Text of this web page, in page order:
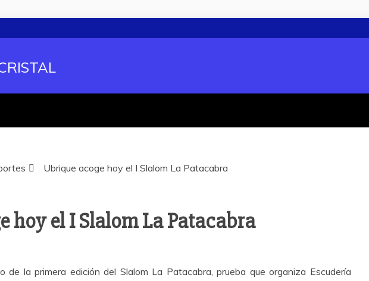
Ubrique acoge hoy el I Slalom La Patacabra
hoy el I Slalom La Patacabra
de la primera edición del Slalom La Patacabra, prueba que organiza Escudería